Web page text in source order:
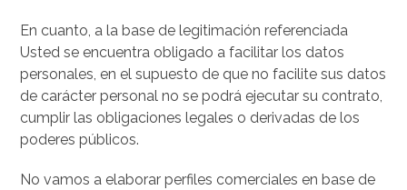
En cuanto, a la base de legitimación referenciada
Usted se encuentra obligado a facilitar los datos
personales, en el supuesto de que no facilite sus datos
de carácter personal no se podrá ejecutar su contrato,
cumplir las obligaciones legales o derivadas de los
poderes públicos.
No vamos a elaborar perfiles comerciales en base de